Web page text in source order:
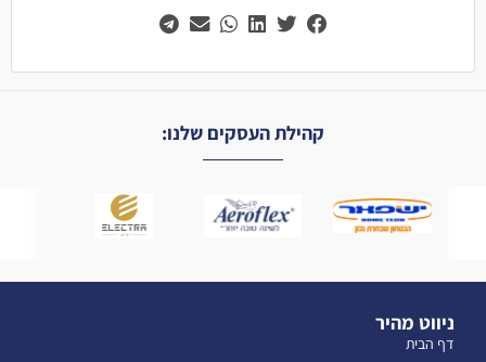
קהילת העסקים שלנו:
ניווט מהיר
דף הבית